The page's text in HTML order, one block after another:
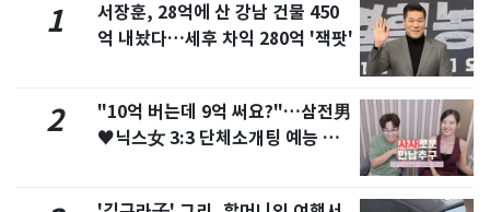
1
서장훈, 28억에 산 강남 건물 450
억 내놨다…세후 차익 280억 '잭팟'
2
"10억 버는데 9억 써요?"…삼전男
♥닉스女 3:3 단체소개팅 예능 화